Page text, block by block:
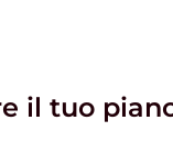
il tuo